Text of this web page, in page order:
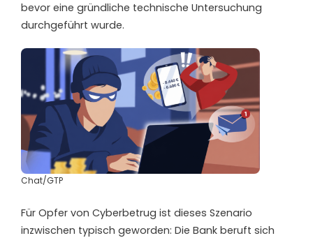
bevor eine gründliche technische Untersuchung
durchgeführt wurde.
Chat/GTP
Für Opfer von Cyberbetrug ist dieses Szenario
inzwischen typisch geworden: Die Bank beruft sich